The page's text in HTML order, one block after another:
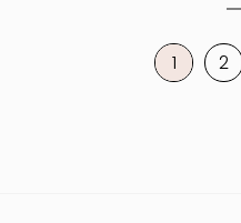
1 2